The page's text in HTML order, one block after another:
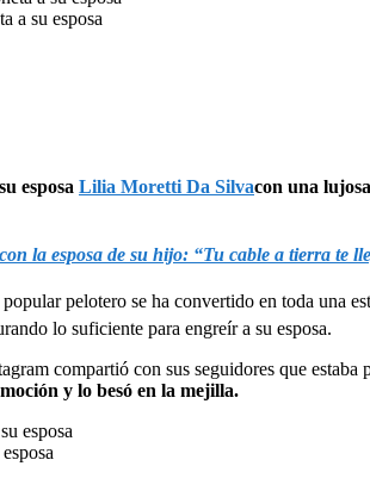
a su esposa
esposa Lilia Moretti Da Silvacon una
la esposa de su hijo: “Tu cable a tierra te
pelotero se ha convertido en toda una
lo suficiente para engreír a su esposa.
compartió con sus seguidores que
y lo besó en la mejilla.